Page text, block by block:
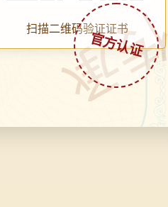
传承
扫描二维码验证证书